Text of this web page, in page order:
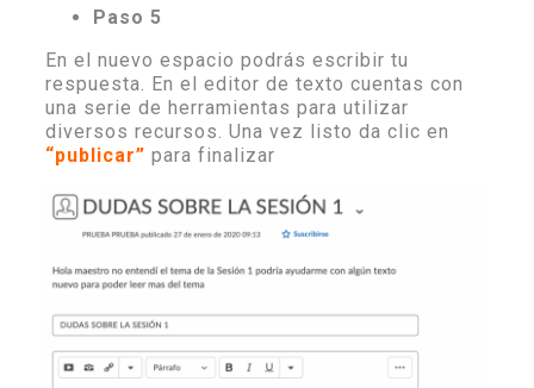
Paso 5
En el nuevo espacio podrás escribir tu
respuesta. En el editor de texto cuentas con
una serie de herramientas para utilizar
diversos recursos. Una vez listo da clic en
“publicar” para finalizar